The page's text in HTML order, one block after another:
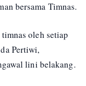
bersama Timnas.
oleh setiap
Pertiwi,
lini belakang.